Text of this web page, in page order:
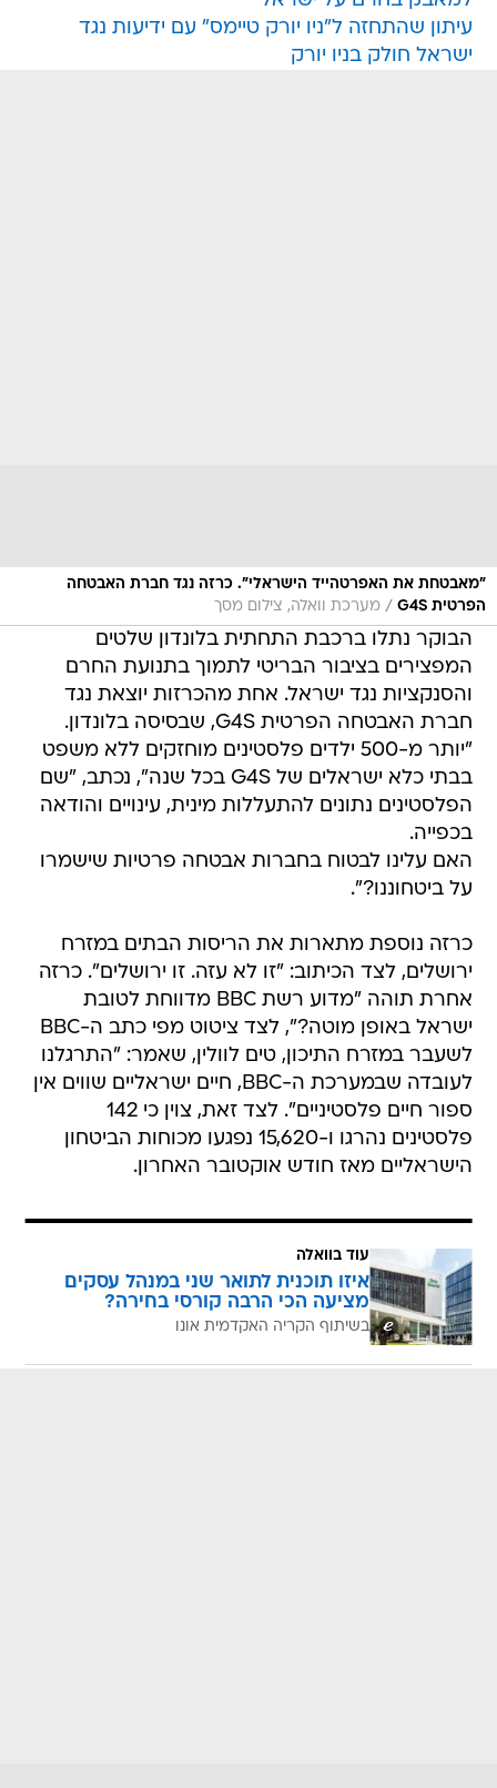
עיתון שהתחזה ל"ניו יורק טיימס" עם ידיעות נגד
ישראל חולק בניו יורק
"מאבטחת את האפרטהייד הישראלי". כרזה נגד חברת האבטחה
הפרטית G4S
/ מערכת וואלה, צילום מסך
הבוקר נתלו ברכבת התחתית בלונדון שלטים
המפצירים בציבור הבריטי לתמוך בתנועת החרם
והסנקציות נגד ישראל. אחת מהכרזות יוצאת נגד
חברת האבטחה הפרטית G4S, שבסיסה בלונדון.
"יותר מ-500 ילדים פלסטינים מוחזקים ללא משפט
בבתי כלא ישראלים של G4S בכל שנה", נכתב, "שם
הפלסטינים נתונים להתעללות מינית, עינויים והודאה
בכפייה.
האם עלינו לבטוח בחברות אבטחה פרטיות שישמרו
על ביטחוננו?".
כרזה נוספת מתארות את הריסות הבתים במזרח
ירושלים, לצד הכיתוב: "זו לא עזה. זו ירושלים". כרזה
אחרת תוהה "מדוע רשת BBC מדווחת לטובת
ישראל באופן מוטה?", לצד ציטוט מפי כתב ה-BBC
לשעבר במזרח התיכון, טים לוולין, שאמר: "התרגלנו
לעובדה שבמערכת ה-BBC, חיים ישראליים שווים אין
ספור חיים פלסטיניים". לצד זאת, צוין כי 142
פלסטינים נהרגו ו-15,620 נפגעו מכוחות הביטחון
הישראליים מאז חודש אוקטובר האחרון.
עוד בוואלה
איזו תוכנית לתואר שני במנהל עסקים
מציעה הכי הרבה קורסי בחירה?
בשיתוף הקריה האקדמית אונו